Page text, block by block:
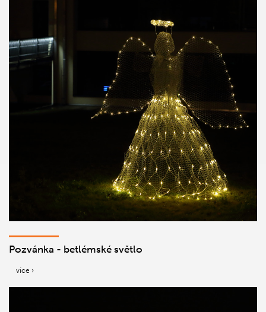
Pozvánka - betlémské světlo
více ›